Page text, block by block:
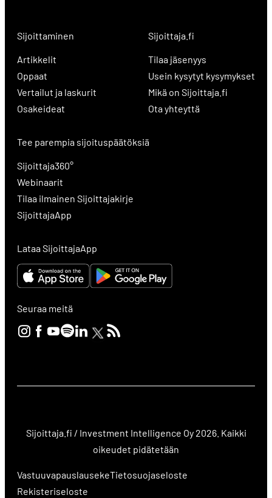
Sijoittaminen
Artikkelit
Oppaat
Vertailut ja laskurit
Osakeideat
Sijoittaja.fi
Tilaa jäsenyys
Usein kysytyt kysymykset
Mikä on Sijoittaja.fi
Ota yhteyttä
Tee parempia sijoituspäätöksiä
Sijoittaja360°
Webinaarit
Tilaa ilmainen Sijoittajakirje
SijoittajaApp
Lataa SijoittajaApp
Seuraa meitä
Sijoittaja.fi / Investment Intelligence Oy 2026. Kaikki
oikeudet pidätetään
VastuuvapauslausekeTietosuojaseloste
Rekisteriseloste